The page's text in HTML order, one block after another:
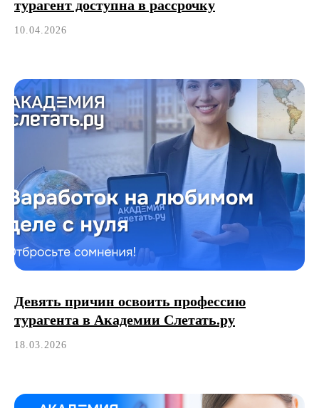
турагент доступна в рассрочку
10.04.2026
Девять причин освоить профессию
турагента в Академии Слетать.ру
18.03.2026